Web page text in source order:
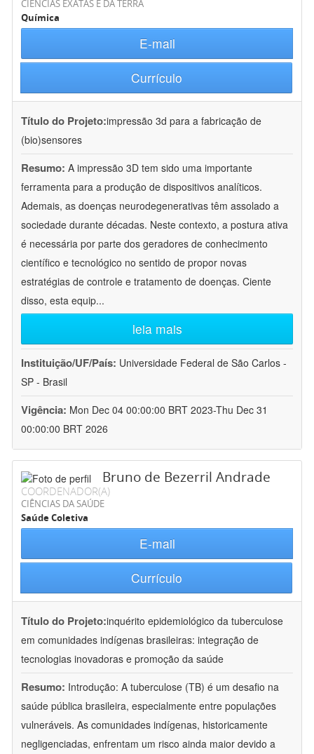
CIÊNCIAS EXATAS E DA TERRA
Química
E-mail
Currículo
Título do Projeto:impressão 3d para a fabricação de
(bio)sensores
Resumo: A impressão 3D tem sido uma importante
ferramenta para a produção de dispositivos analíticos.
Ademais, as doenças neurodegenerativas têm assolado a
sociedade durante décadas. Neste contexto, a postura ativa
é necessária por parte dos geradores de conhecimento
científico e tecnológico no sentido de propor novas
estratégias de controle e tratamento de doenças. Ciente
disso, esta equip...
leia mais
Instituição/UF/País: Universidade Federal de São Carlos -
SP - Brasil
Vigência: Mon Dec 04 00:00:00 BRT 2023-Thu Dec 31
00:00:00 BRT 2026
Bruno de Bezerril Andrade
COORDENADOR(A)
CIÊNCIAS DA SAÚDE
Saúde Coletiva
E-mail
Currículo
Título do Projeto:inquérito epidemiológico da tuberculose
em comunidades indígenas brasileiras: integração de
tecnologias inovadoras e promoção da saúde
Resumo: Introdução: A tuberculose (TB) é um desafio na
saúde pública brasileira, especialmente entre populações
vulneráveis. As comunidades indígenas, historicamente
negligenciadas, enfrentam um risco ainda maior devido a